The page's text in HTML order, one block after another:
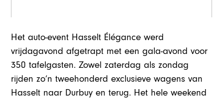
Het auto-event Hasselt Élégance werd
vrijdagavond afgetrapt met een gala-avond voor
350 tafelgasten. Zowel zaterdag als zondag
rijden zo’n tweehonderd exclusieve wagens van
Hasselt naar Durbuy en terug. Het hele weekend